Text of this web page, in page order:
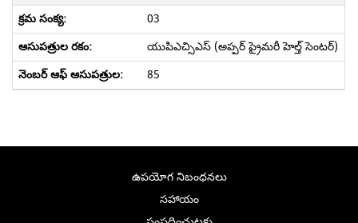
03
యుపిఎచ్సి‌ఎస్ (అప్పర్ ప్రైమరీ హెల్త్ సెంటర్)
85
ఉపయోగ నిబంధనలు
సహాయం